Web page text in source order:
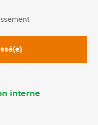
interne